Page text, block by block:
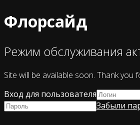
Флорсайд
Режим обслуживания
Site will be available soon. Thank you
Вход для пользователя
Забыли